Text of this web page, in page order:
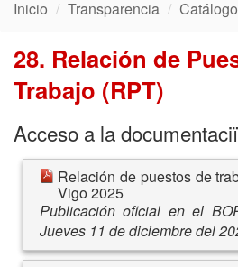
Inicio Transparencia
28. Relación de
Trabajo (RPT)
Acceso a la
Relación de puestos de
Vigo 2025
Publicación oficial en el
Jueves 11 de diciembre del